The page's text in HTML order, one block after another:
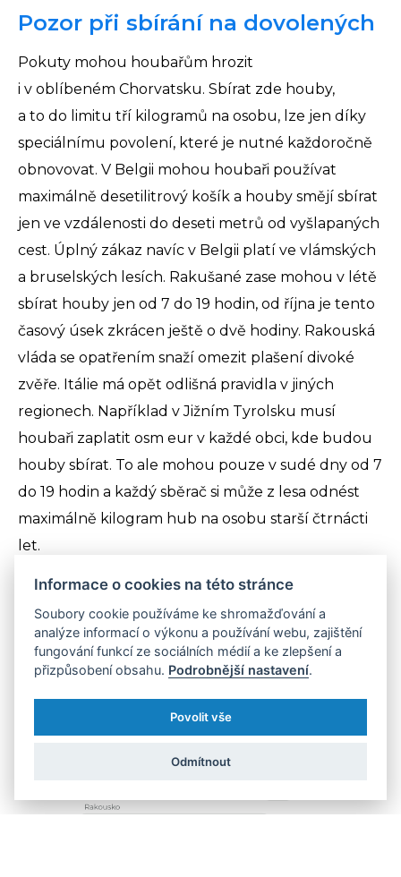
Pozor při sbírání na dovolených
Pokuty mohou houbařům hrozit
i v oblíbeném Chorvatsku. Sbírat zde houby,
a to do limitu tří kilogramů na osobu, lze jen díky
speciálnímu povolení, které je nutné každoročně
obnovovat. V Belgii mohou houbaři používat
maximálně desetilitrový košík a houby smějí sbírat
jen ve vzdálenosti do deseti metrů od vyšlapaných
cest. Úplný zákaz navíc v Belgii platí ve vlámských
a bruselských lesích. Rakušané zase mohou v létě
sbírat houby jen od 7 do 19 hodin, od října je tento
časový úsek zkrácen ještě o dvě hodiny. Rakouská
vláda se opatřením snaží omezit plašení divoké
zvěře. Itálie má opět odlišná pravidla v jiných
regionech. Například v Jižním Tyrolsku musí
houbaři zaplatit osm eur v každé obci, kde budou
houby sbírat. To ale mohou pouze v sudé dny od 7
do 19 hodin a každý sběrač si může z lesa odnést
maximálně kilogram hub na osobu starší čtrnácti
let.
Informace o cookies na této stránce
Soubory cookie používáme ke shromažďování a
analýze informací o výkonu a používání webu, zajištění
fungování funkcí ze sociálních médií a ke zlepšení a
přizpůsobení obsahu. Podrobnější nastavení.
Povolit vše
Odmítnout